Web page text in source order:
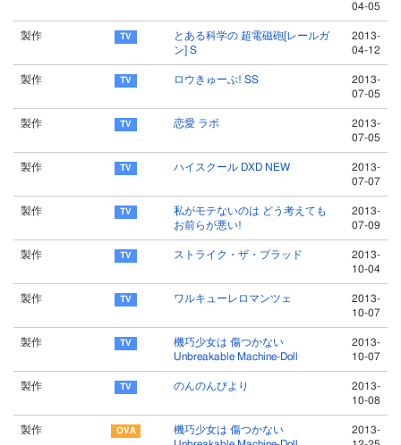
04-05
製作
とある科学の 超電磁砲[レールガ
ン] S
2013-
04-12
製作 ロウきゅーぶ! SS
2013-
07-05
製作 恋愛 ラボ
2013-
07-05
製作 ハイスクール DXD NEW
2013-
07-07
製作
私がモテないのは どう考えても
お前らが悪い!
2013-
07-09
製作 ストライク・ザ・ブラッド
2013-
10-04
製作 ワルキューレロマンツェ
2013-
10-07
製作
機巧少女は 傷つかない
Unbreakable Machine-Doll
2013-
10-07
製作 のんのんびより
2013-
10-08
製作
機巧少女は 傷つかない
2013-